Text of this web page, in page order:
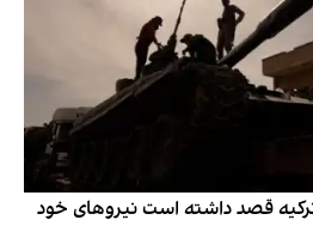
ترکیه قصد داشته است نیروهای خود